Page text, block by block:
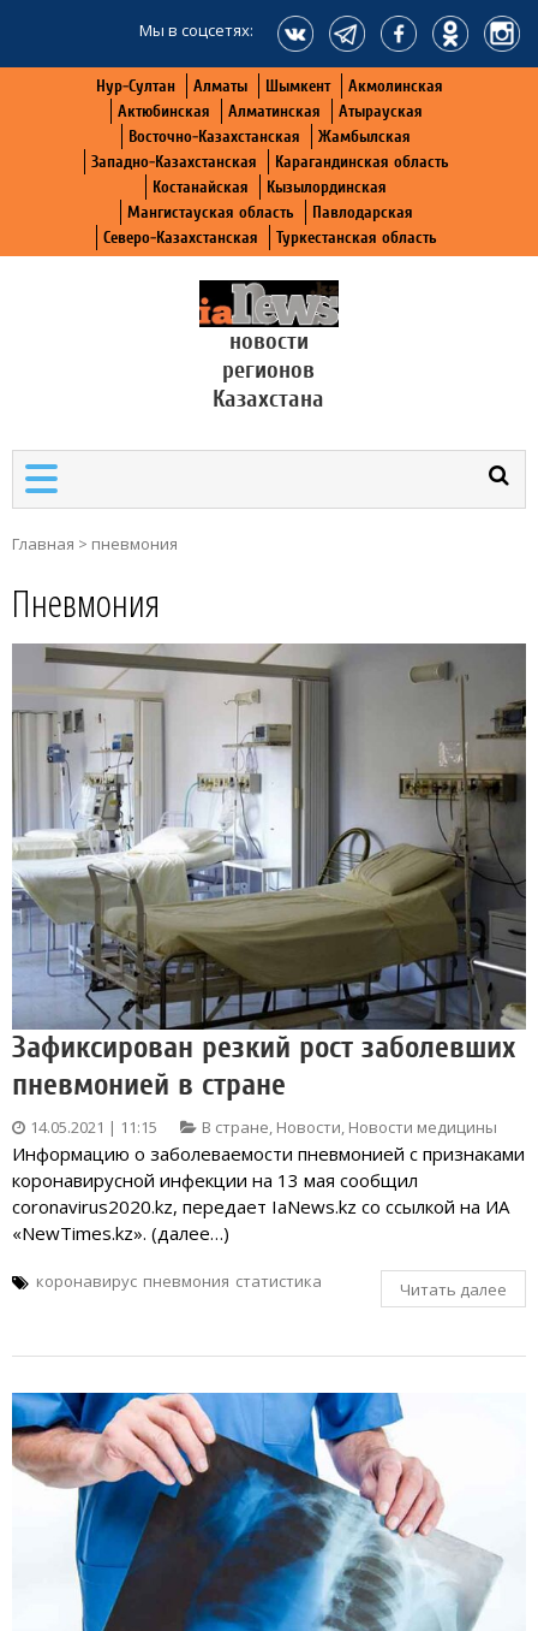
Мы в соцсетях:
Нур-Султан Алматы Шымкент
Акмолинская
Актюбинская
Алматинская
Атырауская
Восточно-Казахстанская
Жамбылская
Западно-Казахстанская
Карагандинская область
Костанайская
Кызылординская
Мангистауская область
Павлодарская
Северо-Казахстанская
Туркестанская область
новости
регионов
Казахстана
Главная > пневмония
Пневмония
Зафиксирован резкий рост заболевших
пневмонией в стране
14.05.2021 | 11:15 В стране, Новости, Новости медицины
Информацию о заболеваемости пневмонией с признаками
коронавирусной инфекции на 13 мая сообщил
coronavirus2020.kz, передает IaNews.kz со ссылкой на ИА
«NewTimes.kz». (далее…)
коронавирус пневмония статистика Читать далее